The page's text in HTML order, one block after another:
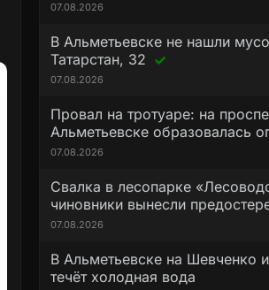
07.08.2026
В Альметьевске не нашли
Татарстан, 32
07.08.2026
Провал на тротуаре: на
Альметьевске образовалась
07.08.2026
Свалка в лесопарке
чиновники вынесли
07.08.2026
В Альметьевске на Шевченко
течёт холодная вода